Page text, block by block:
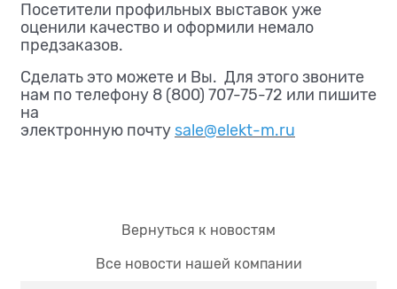
Посетители профильных выставок уже
оценили качество и оформили немало
предзаказов.
Сделать это можете и Вы. Для этого звоните
нам по телефону 8 (800) 707-75-72 или пишите
на
электронную почту sale@elekt-m.ru
Вернуться к новостям
Все новости нашей компании